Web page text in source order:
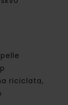
riciclata,